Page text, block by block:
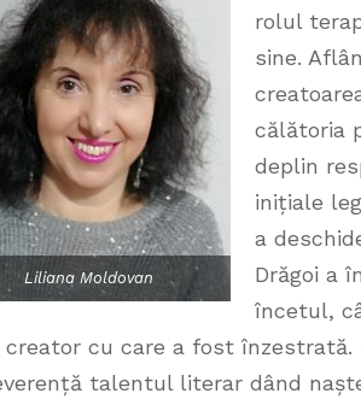
Liliana Moldovan
rolul
sine.
călătoria
deplin
inițiale
a
Drăgoi a
încetul,
creator cu care a fost
talentul literar dând